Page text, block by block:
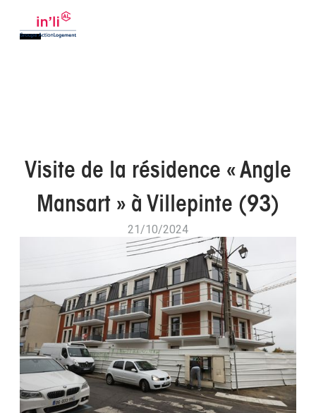
Visite de la résidence « Angle
Mansart » à Villepinte (93)
21/10/2024